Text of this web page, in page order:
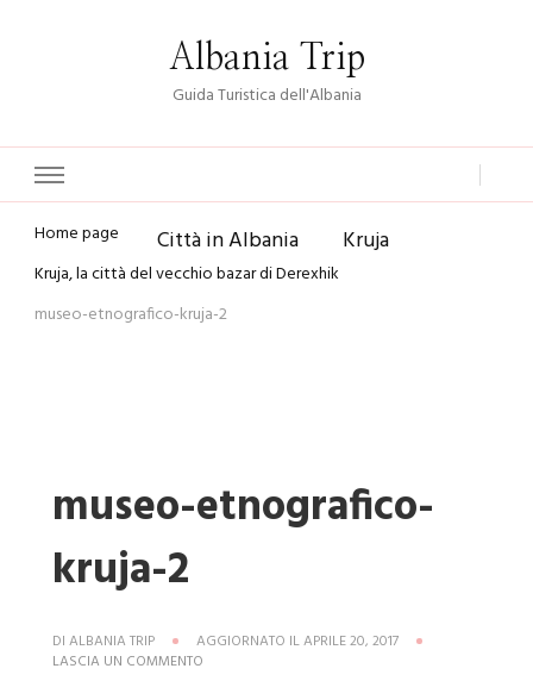
Albania Trip
Guida Turistica dell'Albania
Home page Città in Albania Kruja
Kruja, la città del vecchio bazar di Derexhik
museo-etnografico-kruja-2
museo-etnografico-
kruja-2
DI ALBANIA TRIP AGGIORNATO ILAPRILE 20, 2017
LASCIA UN COMMENTO